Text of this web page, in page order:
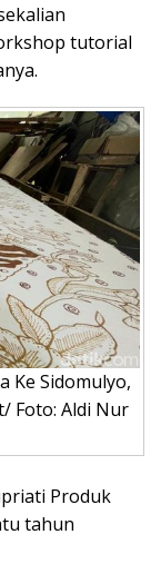
tutorial
Ke Sidomulyo,
Foto: Aldi Nur
Produk
tahun